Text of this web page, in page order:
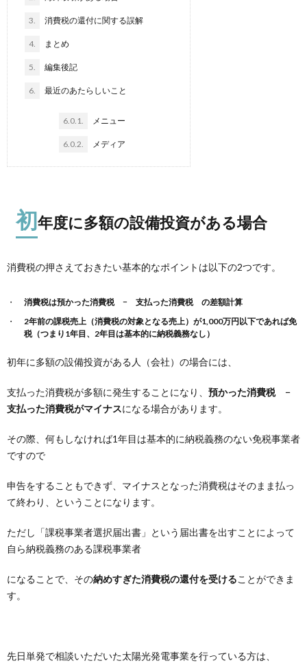
3. 消費税の還付に関する誤解
4. まとめ
5. 編集後記
6. 最近のあたらしいこと
6.0.1. メニュー
6.0.2. メディア
初年度に多額の設備投資がある場合
消費税の押さえておきたい基本的なポイントは以下の2つです。
消費税は預かった消費税 − 支払った消費税 の差額計算
2年前の課税売上（消費税の対象となる売上）が1,000万円以下であれば免
税（つまり1年目、2年目は基本的に納税義務なし）
初年に多額の設備投資がある人（会社）の場合には、
支払った消費税が多額に発生することになり、 預かった消費税 −
支払った消費税がマイナスになる場合があります。
その際、何もしなければ1年目は基本的に納税義務のない免税事業者
ですので
申告をすることもできず、マイナスとなった消費税はそのまま払っ
て終わり、ということになります。
ただし「課税事業者選択届出書」という届出書を出すことによって
自ら納税義務のある課税事業者
になることで、その納めすぎた消費税の還付を受けることができま
す。
先日単発で相談いただいた太陽光発電事業を行っている方は、